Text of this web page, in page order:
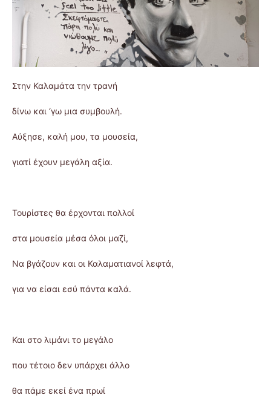
Στην Καλαμάτα την τρανή
δίνω και ‘γω μια συμβουλή.
Αύξησε, καλή μου, τα μουσεία,
γιατί έχουν μεγάλη αξία.
Τουρίστες θα έρχονται πολλοί
στα μουσεία μέσα όλοι μαζί,
Να βγάζουν και οι Καλαματιανοί λεφτά,
για να είσαι εσύ πάντα καλά.
Και στο λιμάνι το μεγάλο
που τέτοιο δεν υπάρχει άλλο
θα πάμε εκεί ένα πρωί